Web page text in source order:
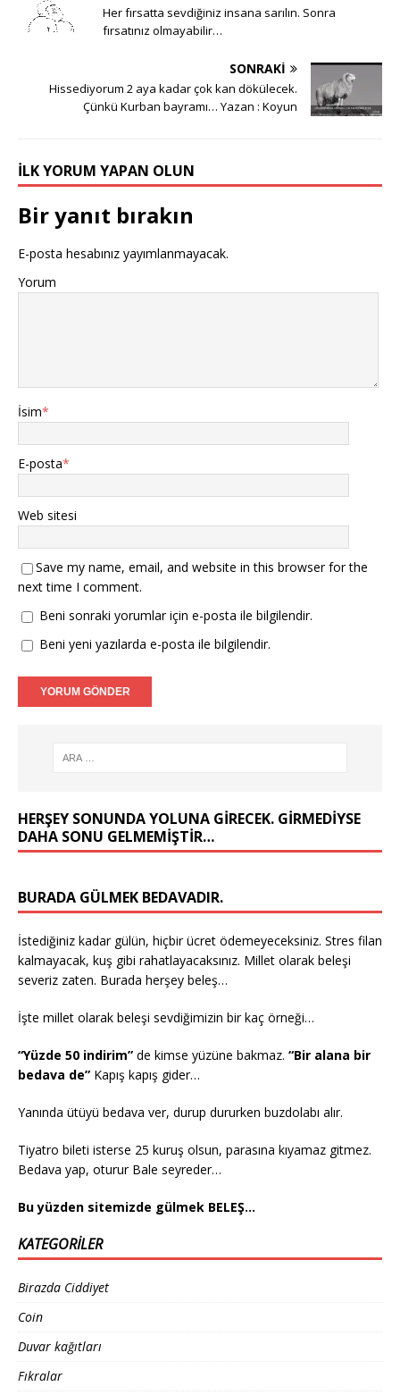
Her fırsatta sevdiğiniz insana sarılın. Sonra
fırsatınız olmayabilir…
SONRAKI
Hissediyorum 2 aya kadar çok kan dökülecek.
Çünkü Kurban bayramı… Yazan : Koyun
İLK YORUM YAPAN OLUN
Bir yanıt bırakın
E-posta hesabınız yayımlanmayacak.
Yorum
İsim*
E-posta*
Web sitesi
Save my name, email, and website in this browser for the
next time I comment.
Beni sonraki yorumlar için e-posta ile bilgilendir.
Beni yeni yazılarda e-posta ile bilgilendir.
HERŞEY SONUNDA YOLUNA GIRECEK. GIRMEDIYSE
DAHA SONU GELMEMIŞTIR…
BURADA GÜLMEK BEDAVADIR.
İstediğiniz kadar gülün, hiçbir ücret ödemeyeceksiniz. Stres filan
kalmayacak, kuş gibi rahatlayacaksınız. Millet olarak beleşi
severiz zaten. Burada herşey beleş…
İşte millet olarak beleşi sevdiğimizin bir kaç örneği…
“Yüzde 50 indirim” de kimse yüzüne bakmaz. “Bir alana bir
bedava de” Kapış kapış gider…
Yanında ütüyü bedava ver, durup dururken buzdolabı alır.
Tiyatro bileti isterse 25 kuruş olsun, parasına kıyamaz gitmez.
Bedava yap, oturur Bale seyreder…
Bu yüzden sitemizde gülmek BELEŞ…
KATEGORILER
Birazda Ciddiyet
Coin
Duvar kağıtları
Fıkralar